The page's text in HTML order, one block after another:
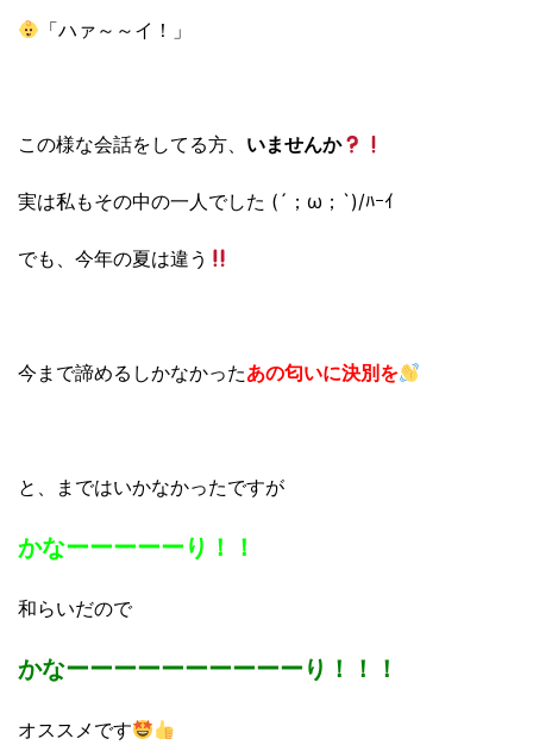
「ハァ～～イ！」
この様な会話をしてる方、 いませんか
実は私もその中の一人でした (´；ω；`)/ﾊｰｲ
でも、今年の夏は違う
今まで諦めるしかなかったあの匂いに決別を
と、まではいかなかったですが
かなーーーーーり！！
和らいだので
かなーーーーーーーーーーり！！！
オススメです